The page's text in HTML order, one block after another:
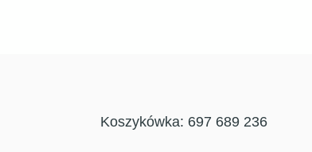
Koszykówka: 697 689 236